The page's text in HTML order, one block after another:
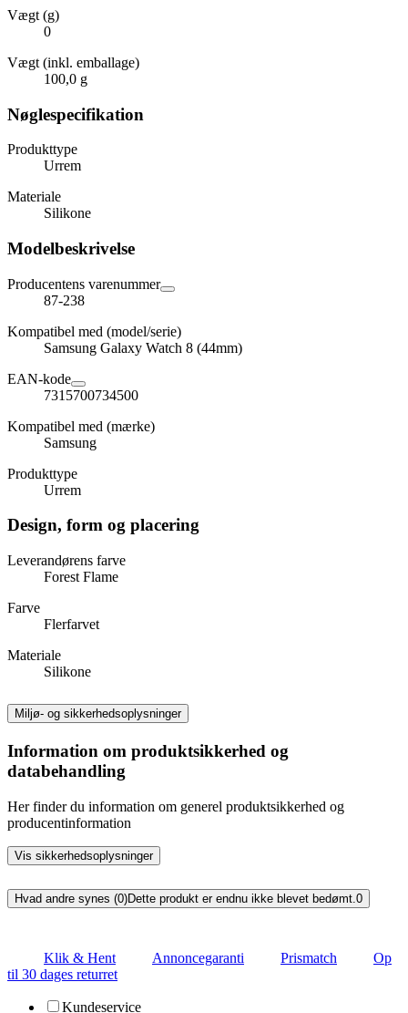
Vægt (g)
0
Vægt (inkl. emballage)
100,0 g
Nøglespecifikation
Produkttype
Urrem
Materiale
Silikone
Modelbeskrivelse
Producentens varenummer
87-238
Kompatibel med (model/serie)
Samsung Galaxy Watch 8 (44mm)
EAN-kode
7315700734500
Kompatibel med (mærke)
Samsung
Produkttype
Urrem
Design, form og placering
Leverandørens farve
Forest Flame
Farve
Flerfarvet
Materiale
Silikone
Miljø- og sikkerhedsoplysninger
Information om produktsikkerhed og
databehandling
Her finder du information om generel produktsikkerhed og
producentinformation
Vis sikkerhedsoplysninger
Hvad andre synes (0)Dette produkt er endnu ikke blevet bedømt. 0
Klik & Hent Annoncegaranti Prismatch
Op
til 30 dages returret
Kundeservice